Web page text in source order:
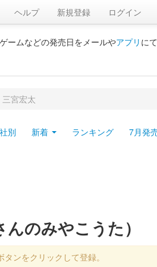
ヘルプ 新規登録 ログイン
ームなどの発売日をメールやアプリ に
三宮宏太
別 新着 ランキング 7月発
んのみやこうた）
ンをクリックして登録。